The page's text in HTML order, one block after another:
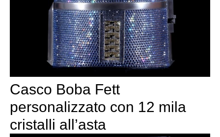
Casco Boba Fett
personalizzato con 12 mila
cristalli all’asta